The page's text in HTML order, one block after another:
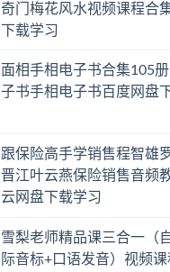
奇门梅花风水视频课程合
下载学习
面相手相电子书合集105
子书手相电子书百度网盘
跟保险高手学销售程智雄
晋江叶云燕保险销售音频
云网盘下载学习
雪梨老师精品课三合一（
际音标+口语发音）视频